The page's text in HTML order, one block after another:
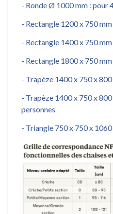
- Ronde Ø 1000 mm : pour
- Rectangle 1200 x 750
- Rectangle 1400 x 750
- Rectangle 1800 x 750
- Trapèze 1400 x 750 x
- Trapèze 1400 x 750 x
personnes
- Triangle 750 x 750 x